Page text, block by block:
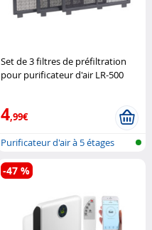
Set de 3 filtres de préfiltration
pour purificateur d'air LR-500
4,99€
Purificateur d'air à 5 étages
avec...
-47 %